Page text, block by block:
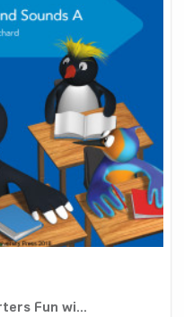
Fun wi...